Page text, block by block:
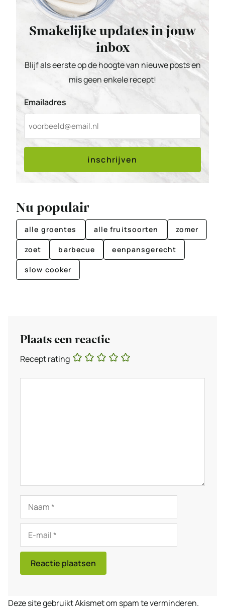
Smakelijke updates in jouw
inbox
Blijf als eerste op de hoogte van nieuwe posts en
mis geen enkele recept!
Emailadres
inschrijven
Nu populair
alle groentes alle fruitsoorten zomer
zoet barbecue eenpansgerecht
slow cooker
Plaats een reactie
Recept rating
Naam
mail
Deze site gebruikt Akismet om spam te verminderen.